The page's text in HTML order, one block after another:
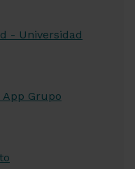
- Universidad
Grupo